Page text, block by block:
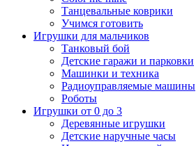
Танцевальные коврики
Учимся готовить
Игрушки для мальчиков
Танковый бой
Детские гаражи и парковки
Машинки и техника
Радиоуправляемые машины
Роботы
Игрушки от 0 до 3
Деревянные игрушки
Детские наручные часы